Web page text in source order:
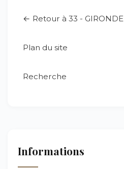
← Retour à 33 - GIRONDE
Plan du site
Recherche
Informations